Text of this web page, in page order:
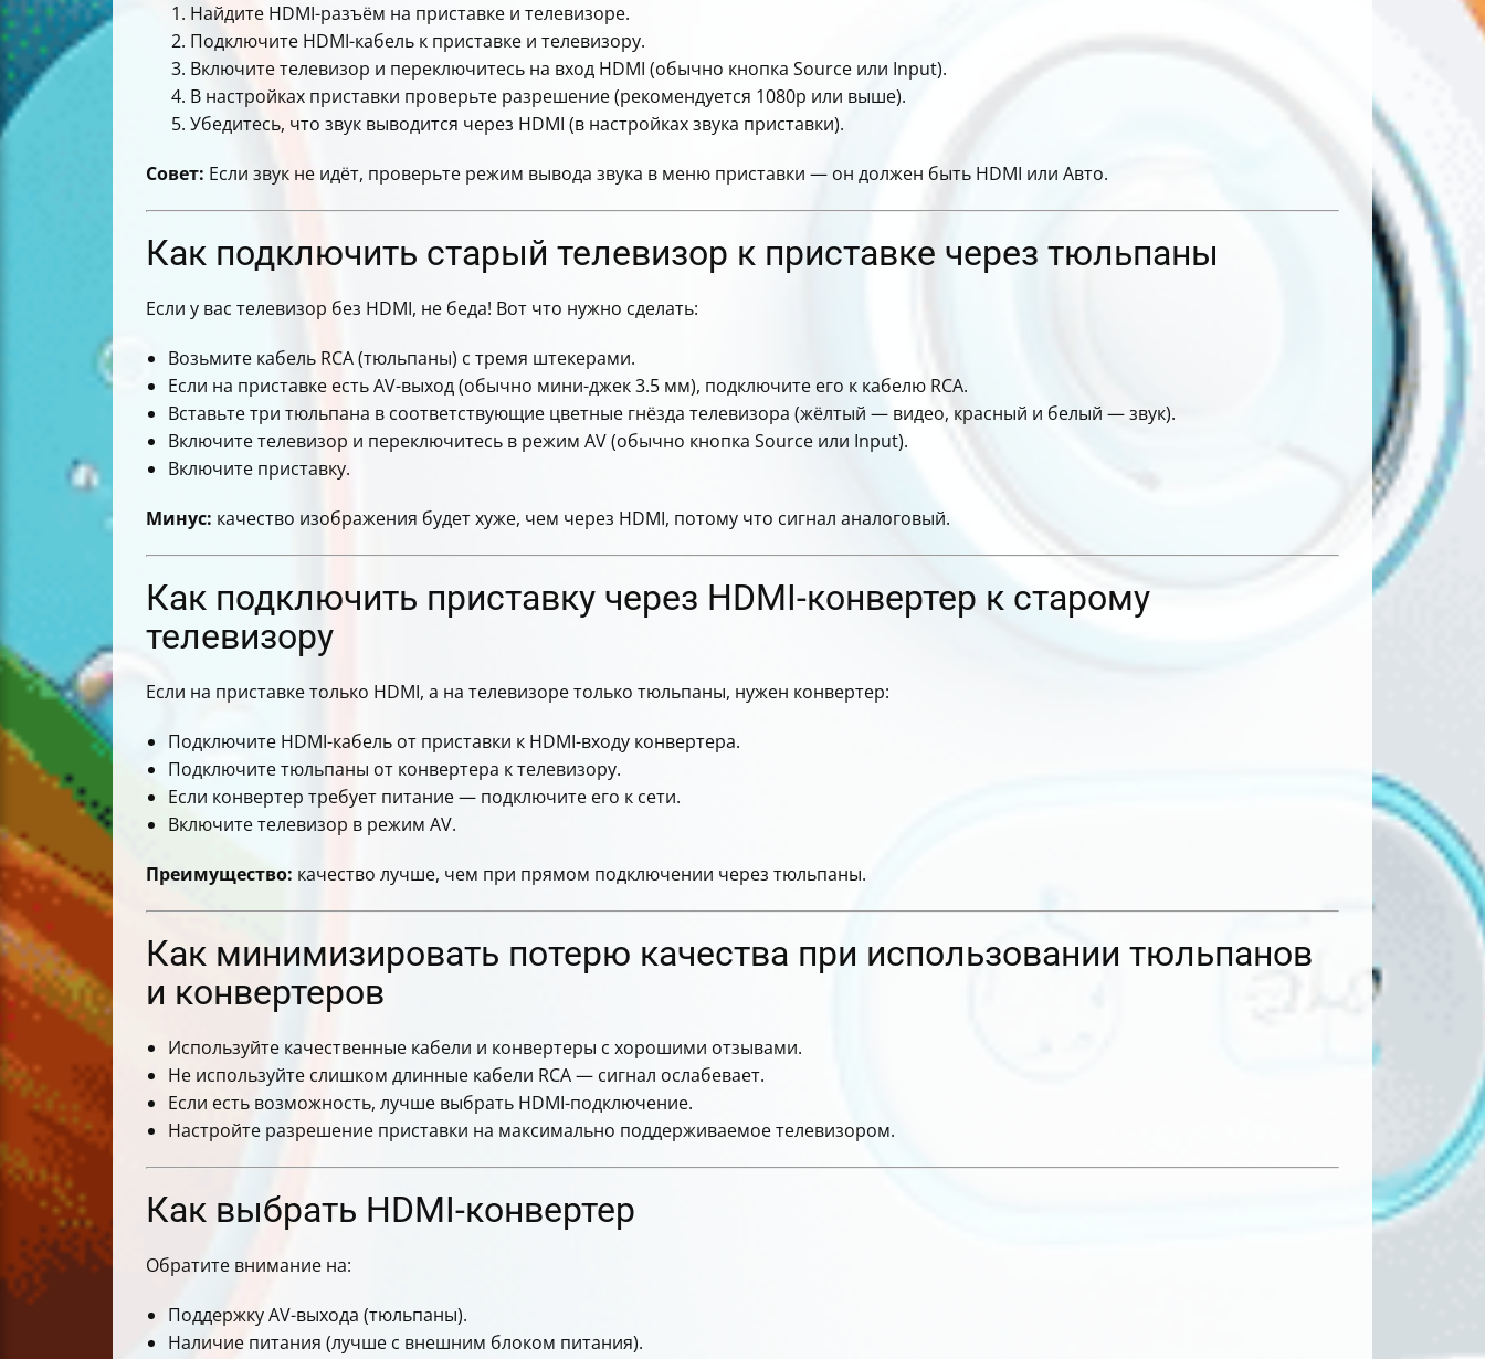
Найдите HDMI-разъём на приставке и телевизоре.
Подключите HDMI-кабель к приставке и телевизору.
Включите телевизор и переключитесь на вход HDMI (обычно кнопка Source или Input).
В настройках приставки проверьте разрешение (рекомендуется 1080p или выше).
Убедитесь, что звук выводится через HDMI (в настройках звука приставки).
Совет: Если звук не идёт, проверьте режим вывода звука в меню приставки — он должен быть HDMI или Авто.
Как подключить старый телевизор к приставке через тюльпаны
Если у вас телевизор без HDMI, не беда! Вот что нужно сделать:
Возьмите кабель RCA (тюльпаны) с тремя штекерами.
Если на приставке есть AV-выход (обычно мини-джек 3.5 мм), подключите его к кабелю RCA.
Вставьте три тюльпана в соответствующие цветные гнёзда телевизора (жёлтый — видео, красный и белый — звук).
Включите телевизор и переключитесь в режим AV (обычно кнопка Source или Input).
Включите приставку.
Минус: качество изображения будет хуже, чем через HDMI, потому что сигнал аналоговый.
Как подключить приставку через HDMI-конвертер к старому
телевизору
Если на приставке только HDMI, а на телевизоре только тюльпаны, нужен конвертер:
Подключите HDMI-кабель от приставки к HDMI-входу конвертера.
Подключите тюльпаны от конвертера к телевизору.
Если конвертер требует питание — подключите его к сети.
Включите телевизор в режим AV.
Преимущество: качество лучше, чем при прямом подключении через тюльпаны.
Как минимизировать потерю качества при использовании тюльпанов
и конвертеров
Используйте качественные кабели и конвертеры с хорошими отзывами.
Не используйте слишком длинные кабели RCA — сигнал ослабевает.
Если есть возможность, лучше выбрать HDMI-подключение.
Настройте разрешение приставки на максимально поддерживаемое телевизором.
Как выбрать HDMI-конвертер
Обратите внимание на:
Поддержку AV-выхода (тюльпаны).
Наличие питания (лучше с внешним блоком питания).